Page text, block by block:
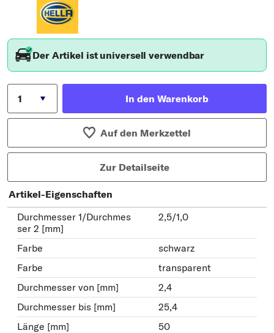
Der Artikel ist universell verwendbar
In den Warenkorb
Auf den Merkzettel
Zur Detailseite
Artikel-Eigenschaften
Durchmesser 1/Durchmes
ser 2 [mm]
2,5/1,0
Farbe
schwarz
Farbe
transparent
Durchmesser von [mm]
2,4
Durchmesser bis [mm]
25,4
Länge [mm]
50